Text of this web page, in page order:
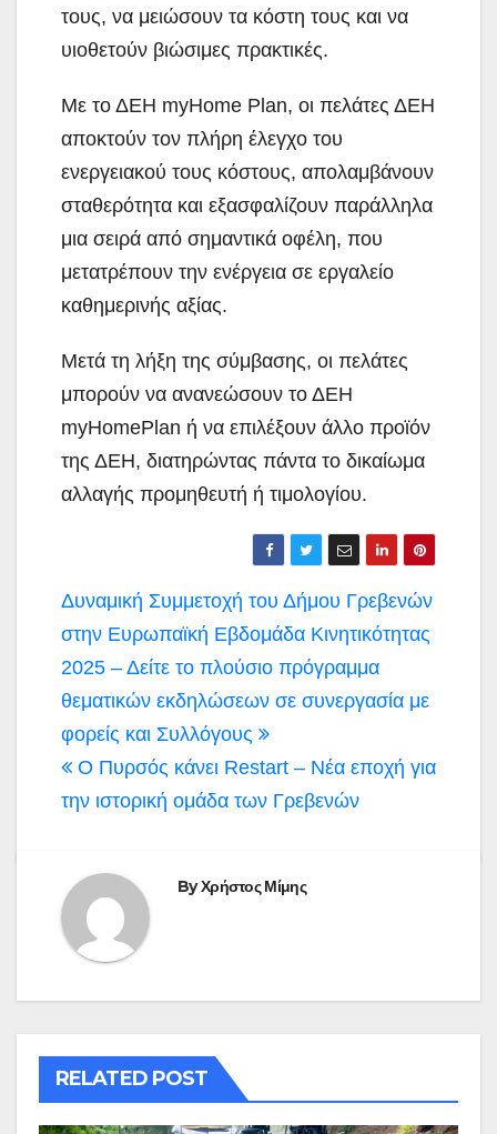
τους, να μειώσουν τα κόστη τους και να
υιοθετούν βιώσιμες πρακτικές.
Με το ΔΕΗ myHome Plan, οι πελάτες ΔΕΗ
αποκτούν τον πλήρη έλεγχο του
ενεργειακού τους κόστους, απολαμβάνουν
σταθερότητα και εξασφαλίζουν παράλληλα
μια σειρά από σημαντικά οφέλη, που
μετατρέπουν την ενέργεια σε εργαλείο
καθημερινής αξίας.
Μετά τη λήξη της σύμβασης, οι πελάτες
μπορούν να ανανεώσουν το ΔΕΗ
myHomePlan ή να επιλέξουν άλλο προϊόν
της ΔΕΗ, διατηρώντας πάντα το δικαίωμα
αλλαγής προμηθευτή ή τιμολογίου.
Πλοήγηση
άρθρων
Δυναμική Συμμετοχή του Δήμου Γρεβενών
στην Ευρωπαϊκή Εβδομάδα Κινητικότητας
2025 – Δείτε το πλούσιο πρόγραμμα
θεματικών εκδηλώσεων σε συνεργασία με
φορείς και Συλλόγους
Ο Πυρσός κάνει Restart – Νέα εποχή για
την ιστορική ομάδα των Γρεβενών
ByΧρήστος Μίμης
RELATED POST